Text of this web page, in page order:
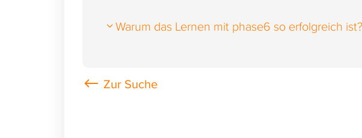
Warum das Lernen mit phase6 so erfolgreich ist?